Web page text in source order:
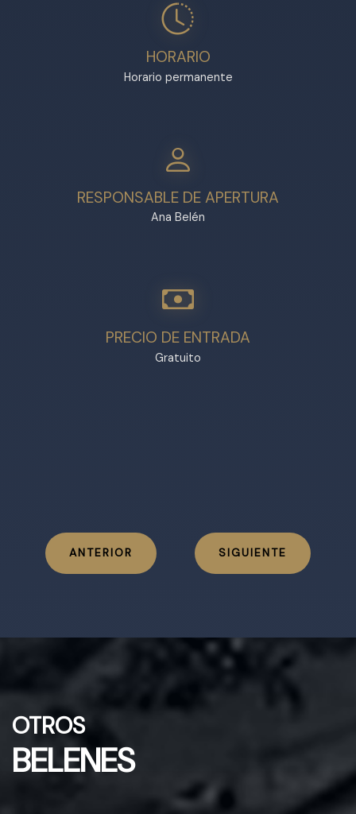
HORARIO
Horario permanente
RESPONSABLE DE APERTURA
Ana Belén
PRECIO DE ENTRADA
Gratuito
ANTERIOR SIGUIENTE
OTROS
BELENES